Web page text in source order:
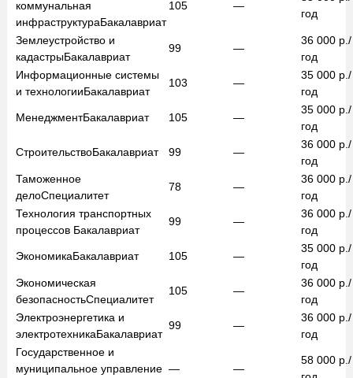
коммунальная
инфраструктураБакалавриат
105 —
год
Землеустройство и
кадастрыБакалавриат
99 —
36 000 р./
год
Информационные системы
и технологииБакалавриат
103 —
35 000 р./
год
МенеджментБакалавриат 105 —
35 000 р./
год
СтроительствоБакалавриат 99 —
36 000 р./
год
Таможенное
делоСпециалитет
78 —
36 000 р./
год
Технология транспортных
процессов Бакалавриат
99 —
36 000 р./
год
ЭкономикаБакалавриат 105 —
35 000 р./
год
Экономическая
безопасностьСпециалитет
105 —
36 000 р./
год
Электроэнергетика и
электротехникаБакалавриат
99 —
36 000 р./
год
Государственное и
муниципальное управление — —
58 000 р./